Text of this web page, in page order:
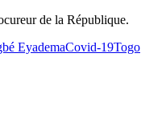
de la République.
EyademaCovid-19Togo